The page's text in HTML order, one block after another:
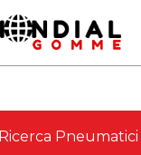
Ricerca Pneumatici